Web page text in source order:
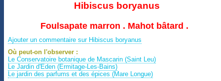
Hibiscus boryanus
Foulsapate marron . Mahot bâtard .
Ajouter un commentaire sur Hibiscus boryanus
Où peut-on l'observer :
Le Conservatoire botanique de Mascarin (Saint Leu)
Le Jardin d'Eden (Ermitage-Les-Bains)
Le jardin des parfums et des épices (Mare Longue)